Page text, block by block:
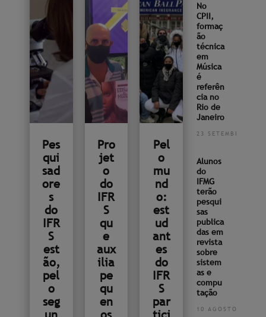
Pes
qui
sad
ore
s
do
IFR
S
est
ão,
pel
o
seg
Pro
jet
o
do
IFR
S
qu
e
aux
ilia
pe
qu
en
Pel
o
mu
nd
o:
est
ud
ant
es
do
IFR
S
par
No
CPII,
formaç
ão
técnica
em
Música
é
referên
cia no
Rio de
Janeiro
23 SETEMBRO 2022
Alunos
do
IFMG
terão
pesqui
sas
publica
das em
revista
sobre
sistem
as e
compu
tação
10 AGOSTO 2022